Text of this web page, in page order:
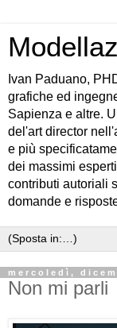
Ivan Paduano,
grafiche ed
Sapienza e altre.
del'art director
e più
dei massimi
contributi autoriali
domande e
mercoledì,
Non mi parli